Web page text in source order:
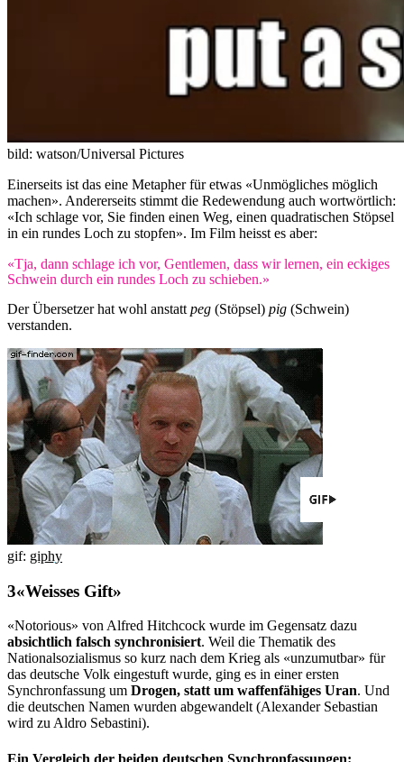
bild: watson/Universal Pictures
Einerseits ist das eine Metapher für etwas «Unmögliches möglich
machen». Andererseits stimmt die Redewendung auch wortwörtlich:
«Ich schlage vor, Sie finden einen Weg, einen quadratischen Stöpsel
in ein rundes Loch zu stopfen». Im Film heisst es aber:
«Tja, dann schlage ich vor, Gentlemen, dass wir lernen, ein eckiges
Schwein durch ein rundes Loch zu schieben.»
Der Übersetzer hat wohl anstatt peg (Stöpsel) pig (Schwein)
verstanden.
gif: giphy
«Weisses Gift»
«Notorious» von Alfred Hitchcock wurde im Gegensatz dazu
absichtlich falsch synchronisiert. Weil die Thematik des
Nationalsozialismus so kurz nach dem Krieg als «unzumutbar» für
das deutsche Volk eingestuft wurde, ging es in einer ersten
Synchronfassung um Drogen, statt um waffenfähiges Uran. Und
die deutschen Namen wurden abgewandelt (Alexander Sebastian
wird zu Aldro Sebastini).
Ein Vergleich der beiden deutschen Synchronfassungen: